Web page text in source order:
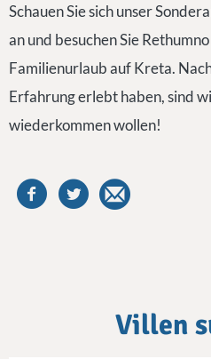
Schauen Sie sich unser
an und besuchen Sie
Familienurlaub auf Kreta.
Erfahrung erlebt haben, sind
wiederkommen wollen!
Villen